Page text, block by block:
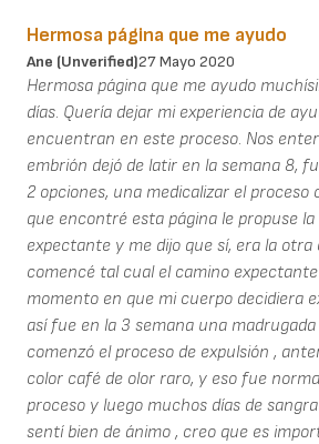
Hermosa página que me ayudo
Ane (unverified)27 Mayo 2020
Hermosa página que me ayudo
días. Quería dejar mi experiencia de
encuentran en este proceso. Nos
embrión dejó de latir en la semana 8,
2 opciones, una medicalizar el proceso
que encontré esta página le propuse
expectante y me dijo que sí, era la otra
comencé tal cual el camino
momento en que mi cuerpo decidiera
así fue en la 3 semana una
comenzó el proceso de expulsión ,
color café de olor raro, y eso fue
proceso y luego muchos días de
sentí bien de ánimo , creo que es